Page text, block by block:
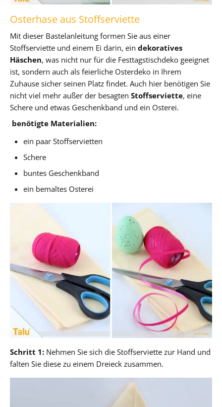
Osterhase aus Stoffserviette
Mit dieser Bastelanleitung formen Sie aus einer
Stoffserviette und einem Ei darin, ein dekoratives
Häschen, was nicht nur für die Festtagstischdeko geeignet
ist, sondern auch als feierliche Osterdeko in Ihrem
Zuhause sicher seinen Platz findet. Auch hier benötigen Sie
nicht viel mehr außer der besagten Stoffserviette, eine
Schere und etwas Geschenkband und ein Osterei.
benötigte Materialien:
ein paar Stoffservietten
Schere
buntes Geschenkband
ein bemaltes Osterei
Schritt 1: Nehmen Sie sich die Stoffserviette zur Hand und
falten Sie diese zu einem Dreieck zusammen.